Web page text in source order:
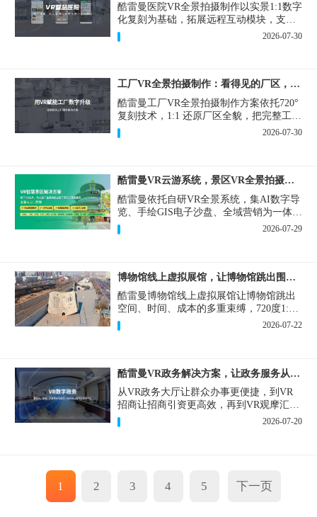
酷雷曼医院VR全景拍摄制作以实景1:1数字
化复刻为基础，拓展远程互动模块，支持
定制，轻量化搭建部署，可挂载在公众
号、官网等线上平台。
2026-07-30
工厂VR全景拍摄制作：看得见的厂区，省下来的成本
酷雷曼工厂VR全景拍摄制作方案依托720°
复刻技术，1:1 还原厂区全貌，把完整工厂
搬进手机、电脑大屏，既是工厂对外拓客
的数字化名片，也是内部管理、人员培训
2026-07-30
酷雷曼VR云游系统，景区VR全景拍摄制作一站式落地
酷雷曼依托自研VR全景系统，集AI数字导
览、手绘GIS电子沙盘、全域营销为一体，
打造从VR全景拍摄制作到成熟VR云游落
地案例。
2026-07-29
博物馆线上虚拟展馆，让博物馆跳出围墙让历史随处可及
酷雷曼博物馆线上虚拟展馆让博物馆跳出
空间、时间、成本的多重束缚，720度1:1
实景复刻的VR数字展厅，已经成为博物馆
数字化刚需新基建。
2026-07-22
酷雷曼VR政务解决方案，让政务服务从“看得见”开始
从VR政务大厅让群众办事更便捷，到VR
招商让招商引资更高效，再到VR观摩汇报
让政务成果更直观，酷雷曼VR政务解决方
案，解锁政务服务新体验，让服务从“看得
2026-07-20
1 2 3 4 5 下一页